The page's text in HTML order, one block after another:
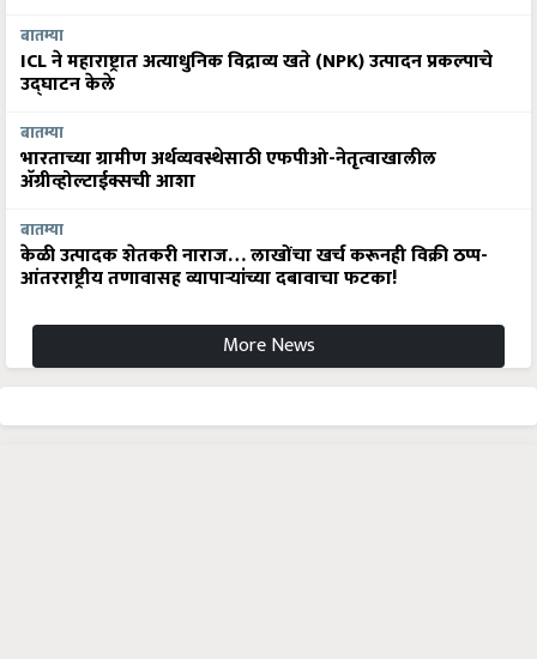
बातम्या
ICL ने महाराष्ट्रात अत्याधुनिक विद्राव्य खते (NPK) उत्पादन प्रकल्पाचे
उद्घाटन केले
बातम्या
भारताच्या ग्रामीण अर्थव्यवस्थेसाठी एफपीओ-नेतृत्वाखालील
अ‍ॅग्रीव्होल्टाईक्सची आशा
बातम्या
केळी उत्पादक शेतकरी नाराज… लाखोंचा खर्च करूनही विक्री ठप्प-
आंतरराष्ट्रीय तणावासह व्यापाऱ्यांच्या दबावाचा फटका!
More News